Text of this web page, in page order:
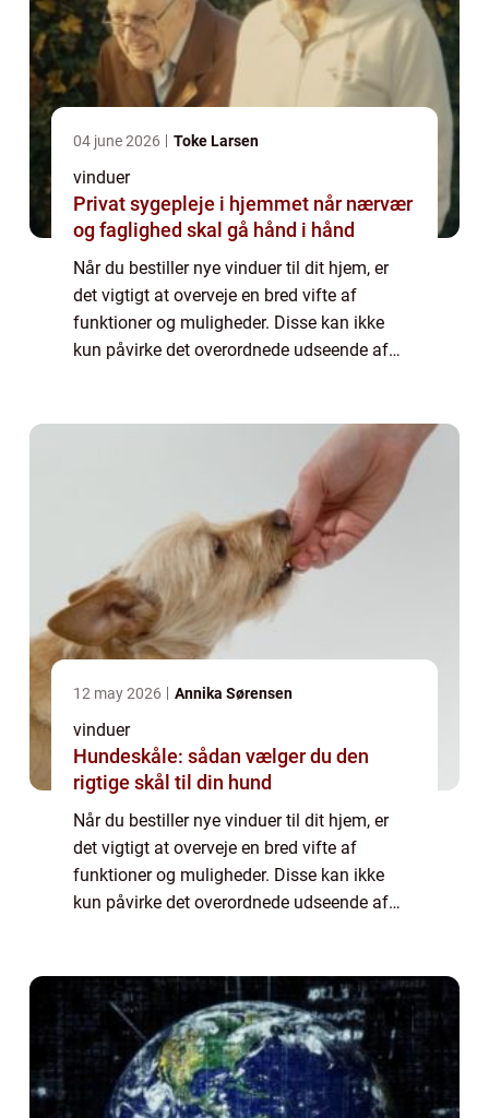
04 june 2026 Toke Larsen
vinduer
Privat sygepleje i hjemmet når nærvær
og faglighed skal gå hånd i hånd
Når du bestiller nye vinduer til dit hjem, er
det vigtigt at overveje en bred vifte af
funktioner og muligheder. Disse kan ikke
kun påvirke det overordnede udseende af
12 may 2026 Annika Sørensen
vinduer
Hundeskåle: sådan vælger du den
rigtige skål til din hund
Når du bestiller nye vinduer til dit hjem, er
det vigtigt at overveje en bred vifte af
funktioner og muligheder. Disse kan ikke
kun påvirke det overordnede udseende af